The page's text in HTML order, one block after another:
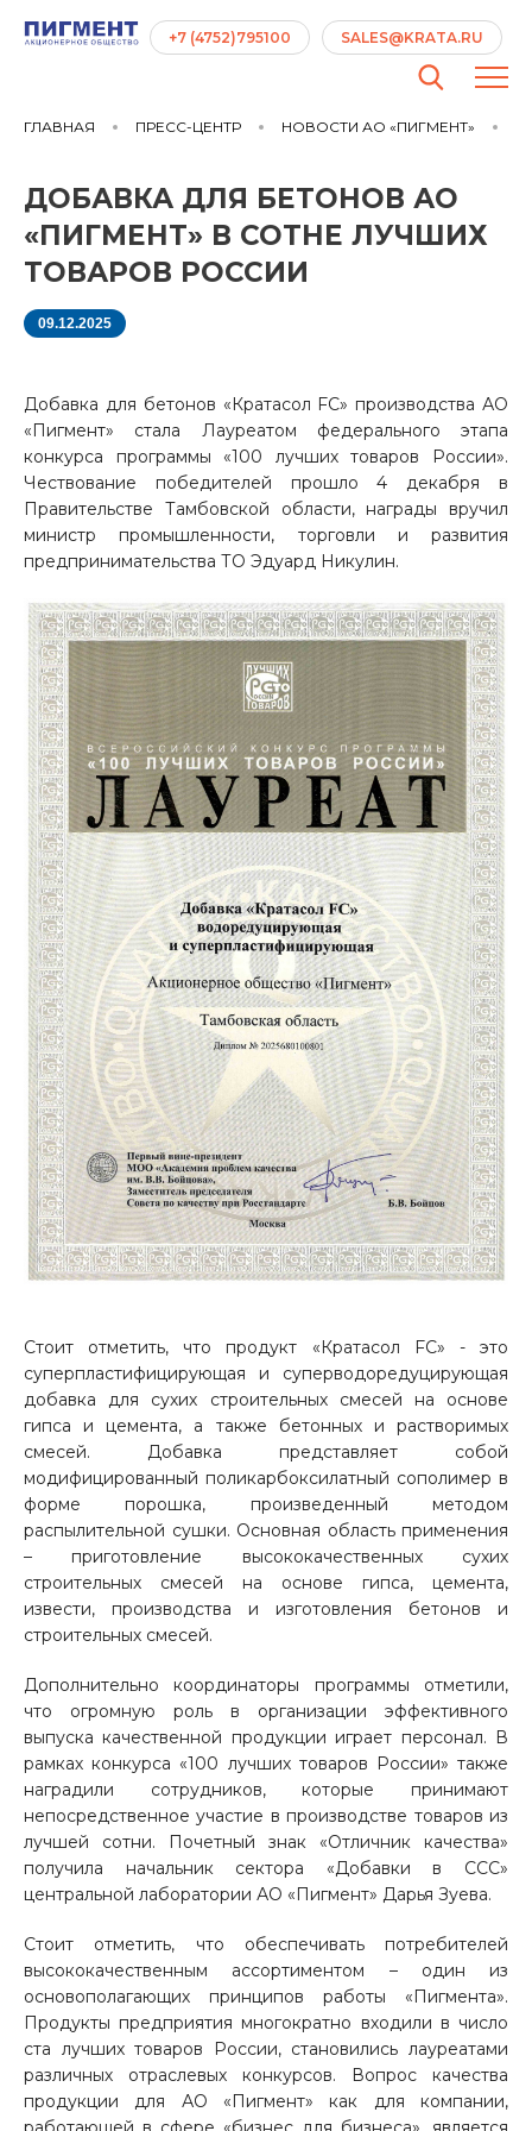
ГЛАВНАЯ ПРЕСС-ЦЕНТР НОВОСТИ АО «ПИГМЕНТ»
ДОБАВКА ДЛЯ БЕТОНОВ АО
«ПИГМЕНТ» В СОТНЕ ЛУЧШИХ
ТОВАРОВ РОССИИ
09.12.2025
Добавка для бетонов «Кратасол FC» производства АО
«Пигмент» стала Лауреатом федерального этапа
конкурса программы «100 лучших товаров России».
Чествование победителей прошло 4 декабря в
Правительстве Тамбовской области, награды вручил
министр промышленности, торговли и развития
предпринимательства ТО Эдуард Никулин.
Стоит отметить, что продукт «Кратасол FC» - это
суперпластифицирующая и суперводоредуцирующая
добавка для сухих строительных смесей на основе
гипса и цемента, а также бетонных и растворимых
смесей. Добавка представляет собой
модифицированный поликарбоксилатный сополимер в
форме порошка, произведенный методом
распылительной сушки. Основная область применения
– приготовление высококачественных сухих
строительных смесей на основе гипса, цемента,
извести, производства и изготовления бетонов и
строительных смесей.
Дополнительно координаторы программы отметили,
что огромную роль в организации эффективного
выпуска качественной продукции играет персонал. В
рамках конкурса «100 лучших товаров России» также
наградили сотрудников, которые принимают
непосредственное участие в производстве товаров из
лучшей сотни. Почетный знак «Отличник качества»
получила начальник сектора «Добавки в ССС»
центральной лаборатории АО «Пигмент» Дарья Зуева.
Стоит отметить, что обеспечивать потребителей
высококачественным ассортиментом – один из
основополагающих принципов работы «Пигмента».
Продукты предприятия многократно входили в число
ста лучших товаров России, становились лауреатами
различных отраслевых конкурсов. Вопрос качества
продукции для АО «Пигмент» как для компании,